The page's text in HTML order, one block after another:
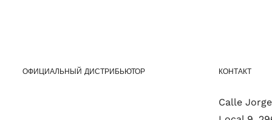
ОФИЦИАЛЬНЫЙ ДИСТРИБЬЮТОР КОНТАКТ
Calle